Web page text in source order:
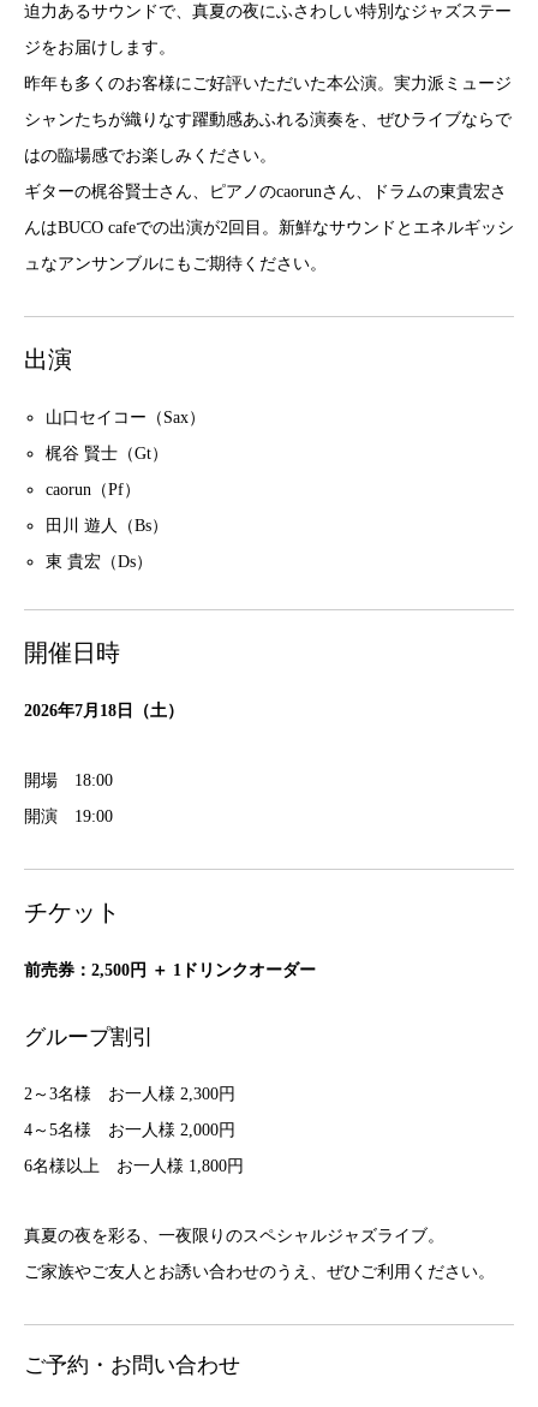
迫力あるサウンドで、真夏の夜にふさわしい特別なジャズステー
ジをお届けします。
昨年も多くのお客様にご好評いただいた本公演。実力派ミュージ
シャンたちが織りなす躍動感あふれる演奏を、ぜひライブならで
はの臨場感でお楽しみください。
ギターの梶谷賢士さん、ピアノのcaorunさん、ドラムの東貴宏さ
んはBUCO cafeでの出演が2回目。新鮮なサウンドとエネルギッシ
ュなアンサンブルにもご期待ください。
出演
山口セイコー（Sax）
梶谷 賢士（Gt）
caorun（Pf）
田川 遊人（Bs）
東 貴宏（Ds）
開催日時
2026年7月18日（土）
開場 18:00
開演 19:00
チケット
前売券：2,500円 ＋ 1ドリンクオーダー
グループ割引
2～3名様 お一人様 2,300円
4～5名様 お一人様 2,000円
6名様以上 お一人様 1,800円
真夏の夜を彩る、一夜限りのスペシャルジャズライブ。
ご家族やご友人とお誘い合わせのうえ、ぜひご利用ください。
ご予約・お問い合わせ